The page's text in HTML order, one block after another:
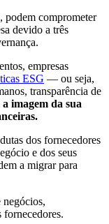
podem comprometer
devido a três
empresas
ESG — ou seja,
transparência de
imagem da sua
dos fornecedores
e dos seus
a migrar para
negócios,